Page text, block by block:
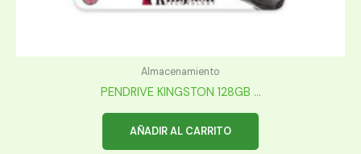
Almacenamiento
PENDRIVE KINGSTON 128GB ...
AÑADIR AL CARRITO